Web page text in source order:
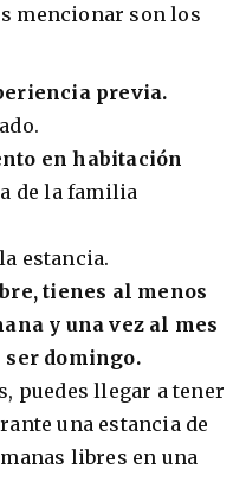
mencionar son los
previa.
en habitación
de la familia
estancia.
tienes al menos
y una vez al mes
ser domingo.
puedes llegar a tener
una estancia de
libres en una